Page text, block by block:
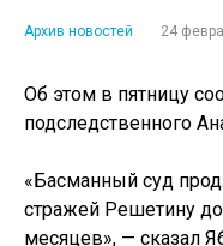
Архив новостей 24
Об этом в пятницу
подследственного
«Басманный суд
стражей Решетину
месяцев», — сказал